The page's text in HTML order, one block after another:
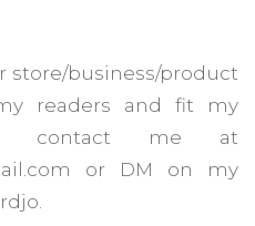
store/business/product
readers and fit my
contact me at
or DM on my